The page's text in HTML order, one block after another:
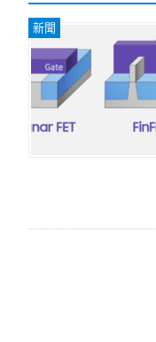
新聞